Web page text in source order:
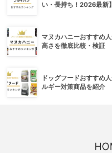
い・長持ち！2026最新】
マヌカハニーおすすめ
高さを徹底比較・検証
ドッグフードおすすめ
ルギー対策商品を紹介